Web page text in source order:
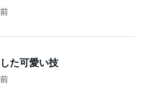
た可愛い技